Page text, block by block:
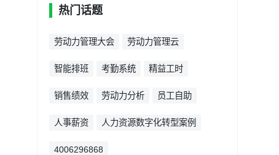
热门话题
劳动力管理大会 劳动力管理云
智能排班 考勤系统 精益工时
销售绩效 劳动力分析 员工自助
人事薪资 人力资源数字化转型案例
4006296868